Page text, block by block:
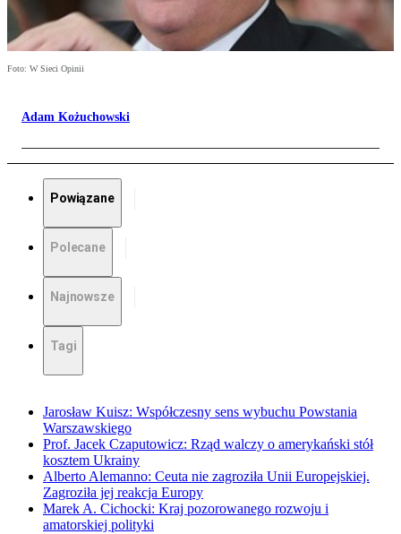
Foto: W Sieci Opinii
Adam Kożuchowski
Powiązane
Polecane
Najnowsze
Tagi
Jarosław Kuisz: Współczesny sens wybuchu Powstania
Warszawskiego
Prof. Jacek Czaputowicz: Rząd walczy o amerykański stół
kosztem Ukrainy
Alberto Alemanno: Ceuta nie zagroziła Unii Europejskiej.
Zagroziła jej reakcja Europy
Marek A. Cichocki: Kraj pozorowanego rozwoju i
amatorskiej polityki